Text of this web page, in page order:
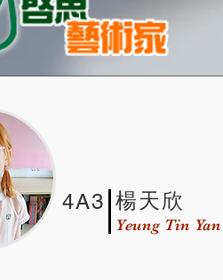
楊天欣
4A3
Yeung Tin Yan